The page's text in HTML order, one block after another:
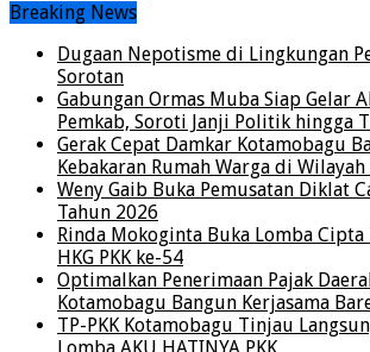
Breaking News
Dugaan Nepotisme di Lingkungan
Sorotan
Gabungan Ormas Muba Siap Gelar
Pemkab, Soroti Janji Politik hingga
Gerak Cepat Damkar Kotamobagu
Kebakaran Rumah Warga di
Weny Gaib Buka Pemusatan Diklat
Tahun 2026
Rinda Mokoginta Buka Lomba Cipta
HKG PKK ke-54
Optimalkan Penerimaan Pajak
Kotamobagu Bangun Kerjasama
TP-PKK Kotamobagu Tinjau